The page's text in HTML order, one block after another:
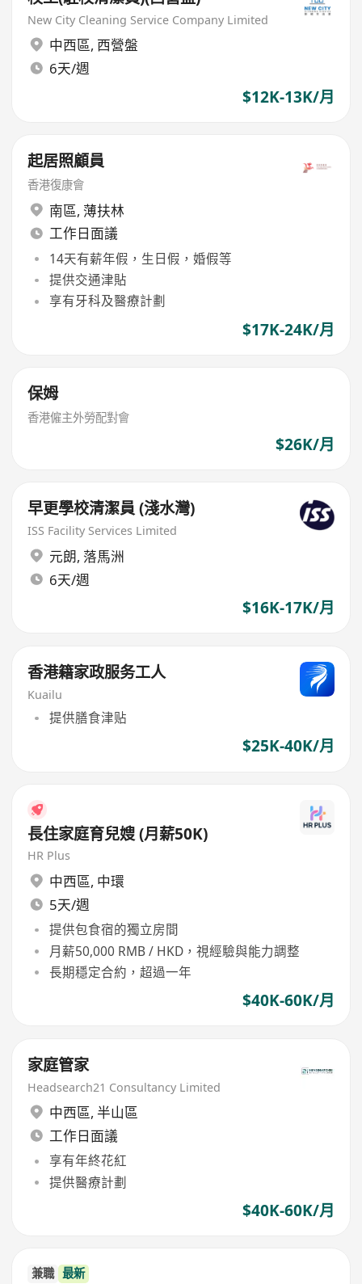
New City Cleaning Service Company Limited
中西區, 西營盤
6天/週
$12K-13K/月
起居照顧員
香港復康會
南區, 薄扶林
工作日面議
14天有薪年假，生日假，婚假等
提供交通津貼
享有牙科及醫療計劃
$17K-24K/月
保姆
香港僱主外勞配對會
$26K/月
早更學校清潔員 (淺水灣)
ISS Facility Services Limited
元朗, 落馬洲
6天/週
$16K-17K/月
香港籍家政服务工人
Kuailu
提供膳食津贴
$25K-40K/月
長住家庭育兒嫂 (月薪50K)
HR Plus
中西區, 中環
5天/週
提供包食宿的獨立房間
月薪50,000 RMB / HKD，視經驗與能力調整
長期穩定合約，超過一年
$40K-60K/月
家庭管家
Headsearch21 Consultancy Limited
中西區, 半山區
工作日面議
享有年終花紅
提供醫療計劃
$40K-60K/月
兼職 最新